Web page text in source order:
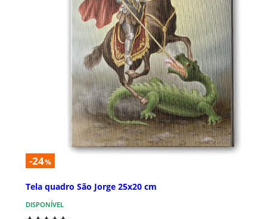
-24%
Tela quadro São Jorge 25x20 cm
DISPONÍVEL